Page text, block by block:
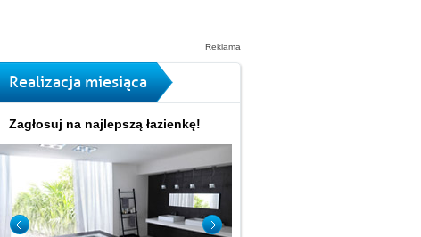
Reklama
Realizacja miesiąca
Zagłosuj na najlepszą łazienkę!